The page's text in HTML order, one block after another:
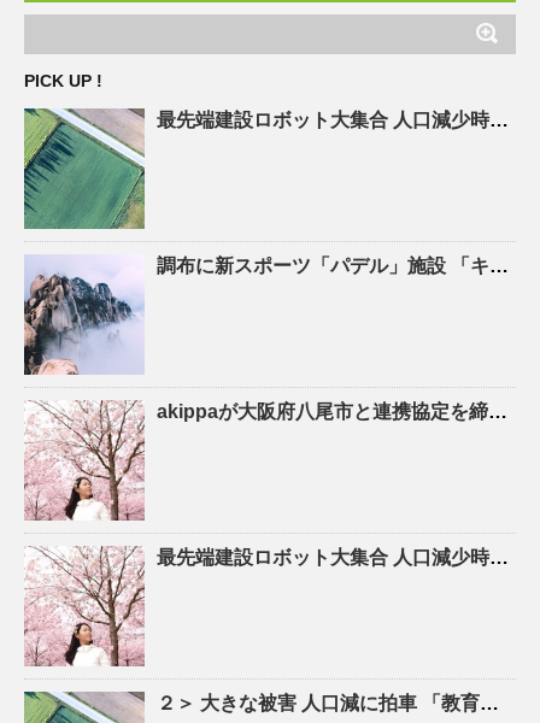
PICK UP !
最先端建設ロボット大集合 人口 減少時代の建設現場を救え! – ASCII.jp
調布に新スポーツ「パデル」施設 「キャプテン翼」高橋陽一さん手がける – 調布経済新聞
akippaが大阪府八尾市と連携協定を締結！駐車場シェアを活かしたにぎわいの創出と関係
最先端建設ロボット大集合 人口 減少時代の建設現場を救え！ – YouTube
２＞ 大きな被害 人口 減に拍車 「教育のまち」で移住促進｜特集 – 苫小牧民報